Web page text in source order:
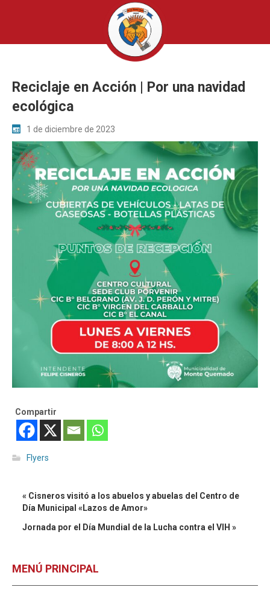
Reciclaje en Acción | Por una navidad
ecológica
1 de diciembre de 2023
Compartir
Flyers
« Cisneros visitó a los abuelos y abuelas del Centro de
Día Municipal «Lazos de Amor»
Jornada por el Día Mundial de la Lucha contra el VIH »
MENÚ PRINCIPAL